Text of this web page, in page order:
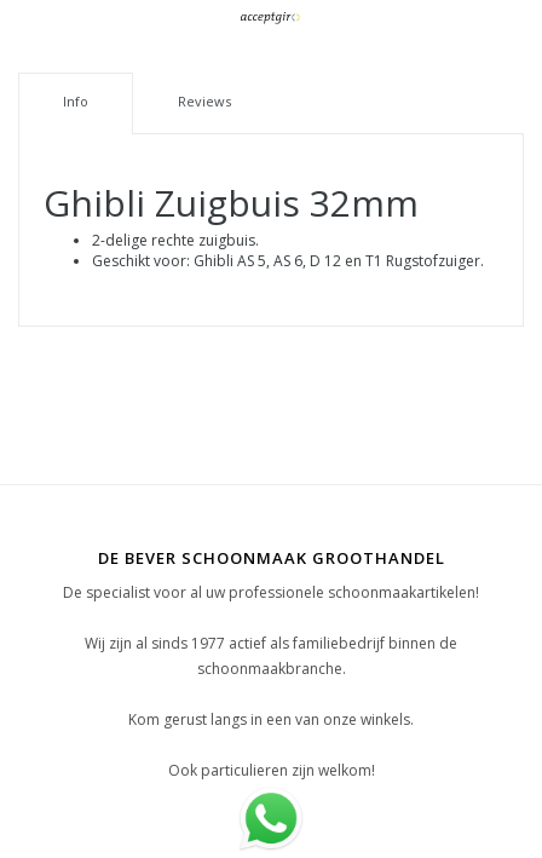
Info Reviews
Ghibli Zuigbuis 32mm
2-delige rechte zuigbuis.
Geschikt voor: Ghibli AS 5, AS 6, D 12 en T1 Rugstofzuiger.
DE BEVER SCHOONMAAK GROOTHANDEL
De specialist voor al uw professionele schoonmaakartikelen!
Wij zijn al sinds 1977 actief als familiebedrijf binnen de
schoonmaakbranche.
Kom gerust langs in een van onze winkels.
Ook particulieren zijn welkom!